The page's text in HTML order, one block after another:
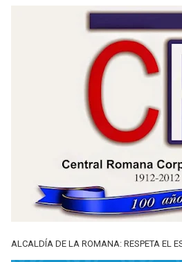
ALCALDÍA DE LA ROMANA: RESPETA EL